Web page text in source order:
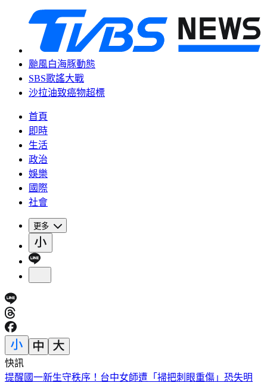
颱風白海豚動態
SBS歌謠大戰
沙拉油致癌物超標
首頁
即時
生活
政治
娛樂
國際
社會
更多
快訊
行政院停電40分鐘！員工揮扇好熱 藍委批「城鎮韌性」大破